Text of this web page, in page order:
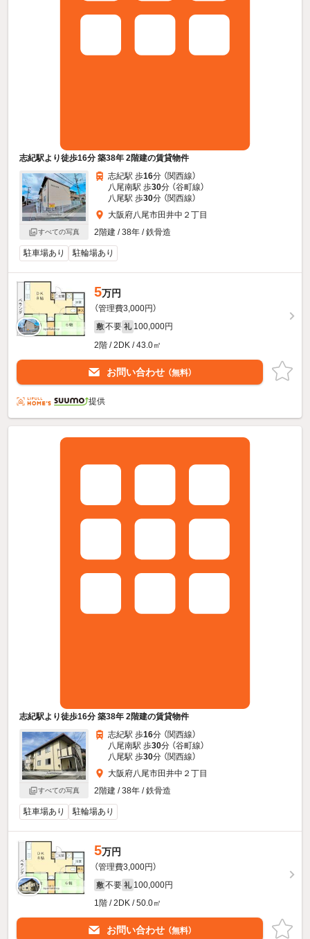
志紀駅より徒歩16分 築38年 2階建の賃貸物件
すべての写真
志紀駅 歩16分 （関西線）
八尾南駅 歩30分 （谷町線）
八尾駅 歩30分 （関西線）
大阪府八尾市田井中２丁目
2階建 / 38年 / 鉄骨造
駐車場あり 駐輪場あり
5万円
（管理費3,000円）
敷 不要 礼 100,000円
2階 / 2DK / 43.0㎡
お問い合わせ （無料）
提供
志紀駅より徒歩16分 築38年 2階建の賃貸物件
すべての写真
志紀駅 歩16分 （関西線）
八尾南駅 歩30分 （谷町線）
八尾駅 歩30分 （関西線）
大阪府八尾市田井中２丁目
2階建 / 38年 / 鉄骨造
駐車場あり 駐輪場あり
5万円
（管理費3,000円）
敷 不要 礼 100,000円
1階 / 2DK / 50.0㎡
お問い合わせ （無料）